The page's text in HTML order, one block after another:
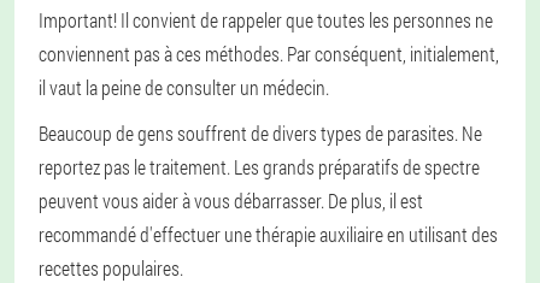
Important! Il convient de rappeler que toutes les personnes ne
conviennent pas à ces méthodes. Par conséquent, initialement,
il vaut la peine de consulter un médecin.
Beaucoup de gens souffrent de divers types de parasites. Ne
reportez pas le traitement. Les grands préparatifs de spectre
peuvent vous aider à vous débarrasser. De plus, il est
recommandé d'effectuer une thérapie auxiliaire en utilisant des
recettes populaires.